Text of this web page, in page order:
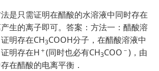
是只需证明在醋酸的水溶液中同时存在
生的离子即可。答案：方法一：醋酸溶
明存在CH3COOH分子，在醋酸溶液中
明存在H ＋(同时也必有CH3COO －)，由
在醋酸的电离平衡．